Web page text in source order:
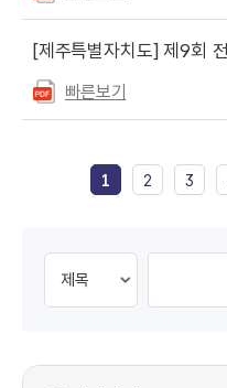
[제주특별자치도] 제9회 전국동시
빠른보기
1 2 3